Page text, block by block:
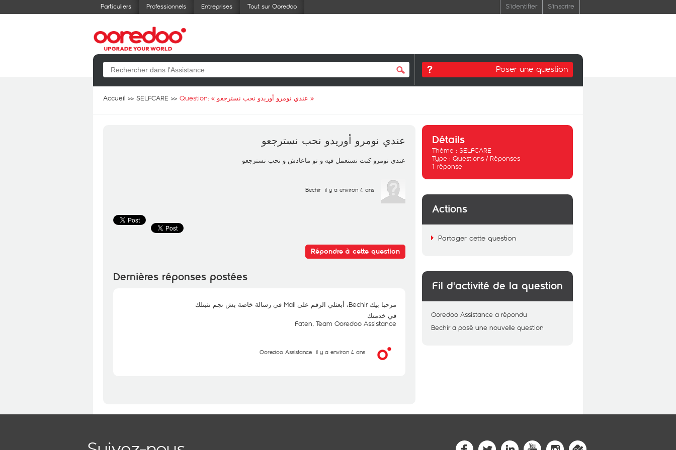
Particuliers Professionnels Entreprises Tout sur Ooredoo S'identifier S'inscrire
Poser une question
Accueil SELFCARE Question: « عندي نومرو أوريدو نحب نسترجعو »
عندي نومرو أوريدو نحب نسترجعو
عندي نومرو كنت نستعمل فيه و تو ماعادش و نحب نسترجعو
Bechir il y a environ 4 ans
Répondre à cette question
Dernières réponses postées
مرحبا بيك Bechir، أبعثلي الرقم على Mail في رسالة خاصة بش نجم نثبتلك
في خدمتك
Faten, Team Ooredoo Assistance
Ooredoo Assistance il y a environ 4 ans
Détails
Thème : SELFCARE
Type : Questions / Réponses
1 réponse
Actions
Partager cette question
Fil d'activité de la question
Ooredoo Assistance a répondu
Bechir a posé une nouvelle question